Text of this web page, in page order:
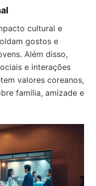
cultural e
gostos e
Além disso,
e interações
valores coreanos,
família, amizade e